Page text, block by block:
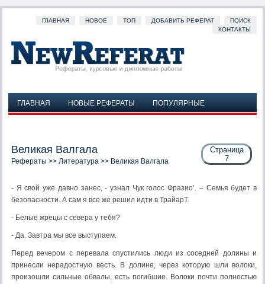
ГЛАВНАЯ НОВОЕ ТОП ДОБАВИТЬ РЕФЕРАТ
ПОИСК
КОНТАКТЫ
ГЛАВНАЯ НОВЫЕ РЕФЕРАТЫ
ПОПУЛЯРНЫЕ
Страница
7
Великая Валгала
Рефераты >> Литература >> Великая Валгала
- Я свой уже давно занес, - узнал Чук голос Фразио’. – Семья будет в
безопасности. А сам я все же решил идти в ТрайарТ.
- Белые жрецы с севера у тебя?
- Да. Завтра мы все выступаем.
Перед вечером с перевала спустились люди из соседней долины и
принесли нерадостную весть. В долине, через которую шли волоки,
произошли сильные обвалы, есть погибшие. Волоки почти полностью